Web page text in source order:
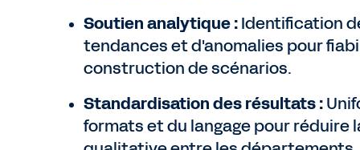
Soutien analytique :Identification
tendances et d'anomalies pour
construction de scénarios.
Standardisation des résultats :
formats et du langage pour réduire